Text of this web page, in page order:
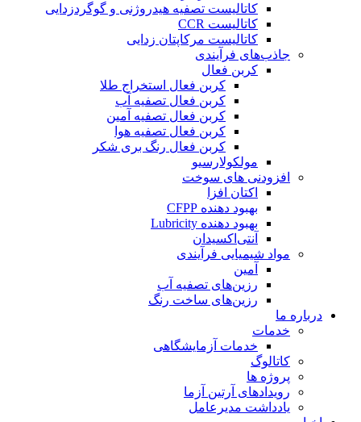
کاتالیست تصفیه هیدروژنی و گوگردزدایی
کاتالیست CCR
کاتالیست مرکاپتان زدایی
جاذب‌های فرآیندی
کربن فعال
کربن فعال استخراج طلا
کربن فعال تصفیه آب
کربن فعال تصفیه آمین
کربن فعال تصفیه هوا
کربن فعال رنگ بری شکر
مولکولارسیو
افزودنی های سوخت
اکتان افزا
بهبود دهنده CFPP
بهبود دهنده Lubricity
آنتی‌اکسیدان
مواد شیمیایی فرآیندی
آمین
رزین‌های تصفیه آب
رزین‌های ساخت رنگ
درباره ما
خدمات
خدمات آزمایشگاهی
کاتالوگ
پروژه ها
رویدادهای آرتین آزما
یادداشت مدیرعامل